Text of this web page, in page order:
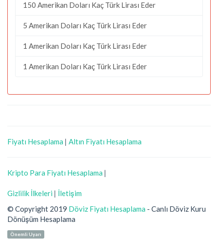
150 Amerikan Doları Kaç Türk Lirası Eder
5 Amerikan Doları Kaç Türk Lirası Eder
1 Amerikan Doları Kaç Türk Lirası Eder
1 Amerikan Doları Kaç Türk Lirası Eder
Fiyatı Hesaplama | Altın Fiyatı Hesaplama
Kripto Para Fiyatı Hesaplama |
Gizlilik İlkeleri | İletişim
© Copyright 2019 Döviz Fiyatı Hesaplama - Canlı Döviz Kuru
Dönüşüm Hesaplama
Önemli Uyarı